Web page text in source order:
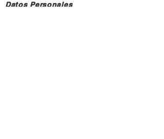
Datos Personales